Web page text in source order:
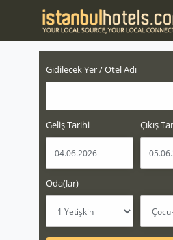
Gidilecek Yer / Otel Adı
Geliş Tarihi Çıkış
Oda(lar)